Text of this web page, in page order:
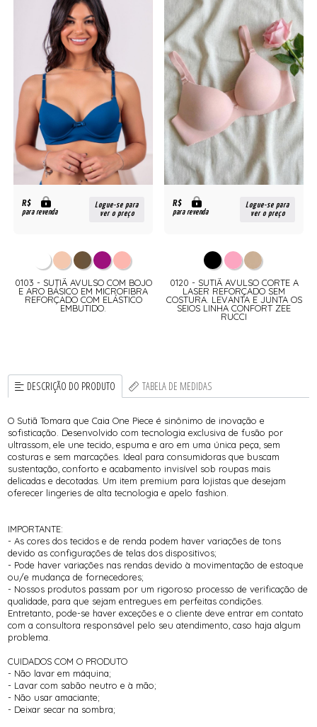
R$
para revenda
Logue-se para
ver o preço
0103 - SUTIÃ AVULSO COM BOJO
E ARO BÁSICO EM MICROFIBRA
REFORÇADO COM ELÁSTICO
EMBUTIDO.
R$
para revenda
Logue-se para
ver o preço
0120 - SUTIÃ AVULSO CORTE A
LASER REFORÇADO SEM
COSTURA. LEVANTA E JUNTA OS
SEIOS LINHA CONFORT ZEE
RUCCI
DESCRIÇÃO DO PRODUTO TABELA DE MEDIDAS
O Sutiã Tomara que Caia One Piece é sinônimo de inovação e
sofisticação. Desenvolvido com tecnologia exclusiva de fusão por
ultrassom, ele une tecido, espuma e aro em uma única peça, sem
costuras e sem marcações. Ideal para consumidoras que buscam
sustentação, conforto e acabamento invisível sob roupas mais
delicadas e decotadas. Um item premium para lojistas que desejam
oferecer lingeries de alta tecnologia e apelo fashion.
IMPORTANTE:
- As cores dos tecidos e de renda podem haver variações de tons
devido as configurações de telas dos dispositivos;
- Pode haver variações nas rendas devido à movimentação de estoque
ou/e mudança de fornecedores;
- Nossos produtos passam por um rigoroso processo de verificação de
qualidade, para que sejam entregues em perfeitas condições.
Entretanto, pode-se haver exceções e o cliente deve entrar em contato
com a consultora responsável pelo seu atendimento, caso haja algum
problema.
CUIDADOS COM O PRODUTO
- Não lavar em máquina;
- Lavar com sabão neutro e à mão;
- Não usar amaciante;
- Deixar secar na sombra;